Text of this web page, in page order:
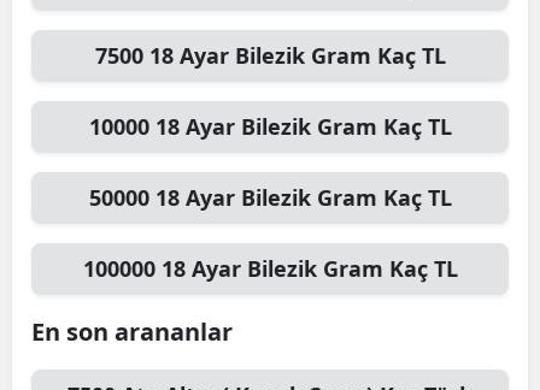
7500 18 Ayar Bilezik Gram Kaç TL
10000 18 Ayar Bilezik Gram Kaç TL
50000 18 Ayar Bilezik Gram Kaç TL
100000 18 Ayar Bilezik Gram Kaç TL
En son arananlar